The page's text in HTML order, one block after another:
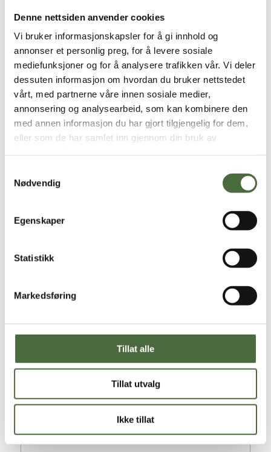
Denne nettsiden anvender cookies
Vi bruker informasjonskapsler for å gi innhold og
annonser et personlig preg, for å levere sosiale
mediefunksjoner og for å analysere trafikken vår. Vi deler
dessuten informasjon om hvordan du bruker nettstedet
vårt, med partnerne våre innen sosiale medier,
annonsering og analysearbeid, som kan kombinere den
med annen informasjon du har gjort tilgjengelig for dem,
eller som de har samlet inn gjennom din bruk av
Nødvendig
Egenskaper
Statistikk
Markedsføring
Tillat alle
Tillat utvalg
Ikke tillat
sjekke ut anleggsgartnerfaget, og vi står
klare til å ta deg i mot
når det passer
deg.Derfor er det viktig at du melder du
deg på - slik at vi kan kontakte deg for å
avtale tid og sted. Vi kan ta imot inntil to
elever av gangen - og oppdragene vi
besøker, vil være spredt rundt i Vestfold.
Navn(Påkrevd)
Alder, trinn og skole (Påkrevd)
Alder